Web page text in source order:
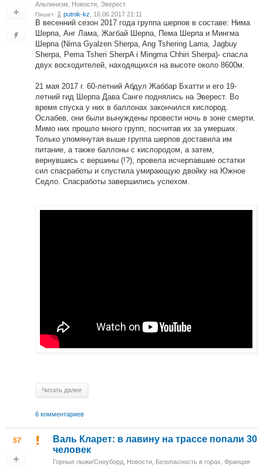
Альпинизм, Новости, Эверест
Пишет putnik-kz, 16.06.2017 21:11
В весенний сезон 2017 года группа шерпов в составе: Нима
Шерпа, Анг Лама, Жагбай Шерпа, Пема Шерпа и Мингма
Шерпа (Nima Gyalzen Sherpa, Ang Tshering Lama, Jagbuy
Sherpa, Pema Tsheri SherpA i Mingma Chhiri Sherpa)- спасла
двух восходителей, находящихся на высоте около 8600м.
21 мая 2017 г. 60-летний Абдул Жаббар Бхатти и его 19-
летний гид Шерпа Дава Санге поднялись на Эверест. Во
время спуска у них в баллонах закончился кислород.
Ослабев, они были вынуждены провести ночь в зоне смерти.
Мимо них прошло много групп, посчитав их за умерших.
Только упомянутая выше группа шерпов доставила им
питание, а также баллоны с кислородом, а затем,
вернувшись с вершины (!?), провела исчерпавшие остатки
сил спасработы и спустила умирающую двойку на Южное
Седло. Спасработы завершились успехом.
Читать далее
6 комментариев
57
Валь Кларет: в лавину на трассе попали 30
человек
Горные лыжи/Сноуборд Новости Безопасность в горах Франция